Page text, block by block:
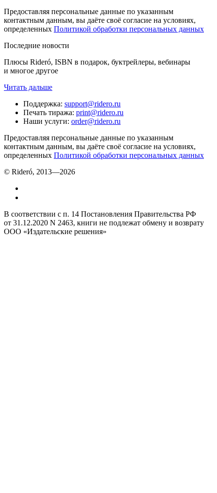
Предоставляя персональные данные по указанным
контактным данным, вы даёте своё согласие на условиях,
определенных Политикой обработки персональных данных
Последние новости
Плюсы Rideró, ISBN в подарок, буктрейлеры, вебинары
и многое другое
Читать дальше
Поддержка: support@ridero.ru
Печать тиража: print@ridero.ru
Наши услуги: order@ridero.ru
Предоставляя персональные данные по указанным
контактным данным, вы даёте своё согласие на условиях,
определенных Политикой обработки персональных данных
© Rideró, 2013—2026
В соответствии с п. 14 Постановления Правительства РФ
от 31.12.2020 N 2463, книги не подлежат обмену и возврату
ООО «Издательские решения»